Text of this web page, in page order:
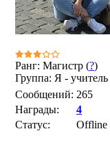
Ранг: Магистр (?)
Группа: Я - учитель
Сообщений: 265
Награды:
4
Статус:
Offline